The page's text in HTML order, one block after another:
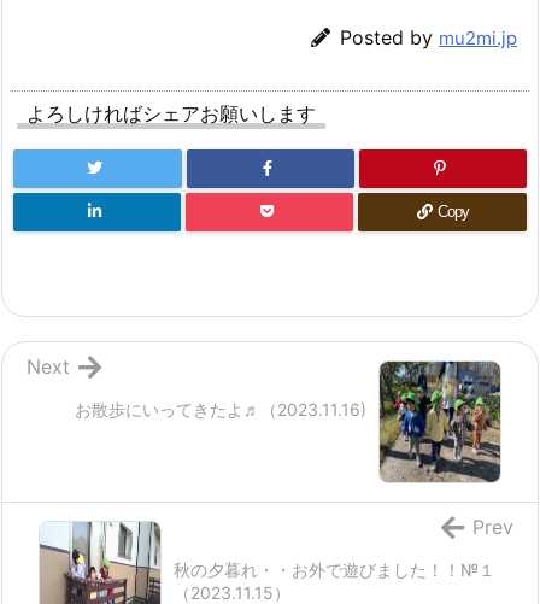
Posted by mu2mi.jp
よろしければシェアお願いします
Copy
お散歩にいってきたよ♬（2023.11.16)
Next
秋の夕暮れ・・お外で遊びました！！№１
（2023.11.15）
Prev